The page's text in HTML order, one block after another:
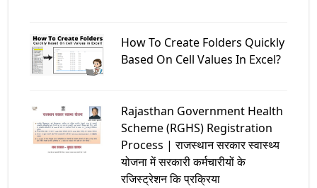
How To Create Folders Quickly
Based On Cell Values In Excel?
Rajasthan Government Health
Scheme (RGHS) Registration
Process | राजस्थान सरकार स्वास्थ्य
योजना में सरकारी कर्मचारीयों के
रजिस्ट्रेशन कि प्रक्रिया